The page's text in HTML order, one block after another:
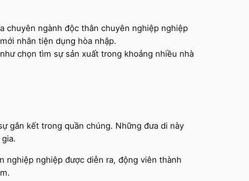
chuyên ngành độc thân chuyên nghiệp nghiệp
nhân tiện dụng hòa nhập.
chọn tìm sự sản xuất trong khoảng nhiều nhà
gắn kết trong quần chúng. Những đưa di này
nghiệp nghiệp được diễn ra, động viên thành